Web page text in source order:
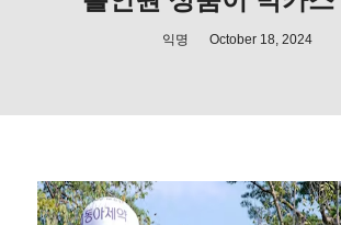
익명 October 18, 2024